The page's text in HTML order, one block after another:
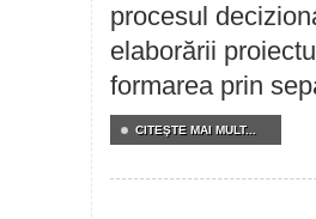
procesul
elaborării
formarea prin
CITEŞTE MAI MULT...